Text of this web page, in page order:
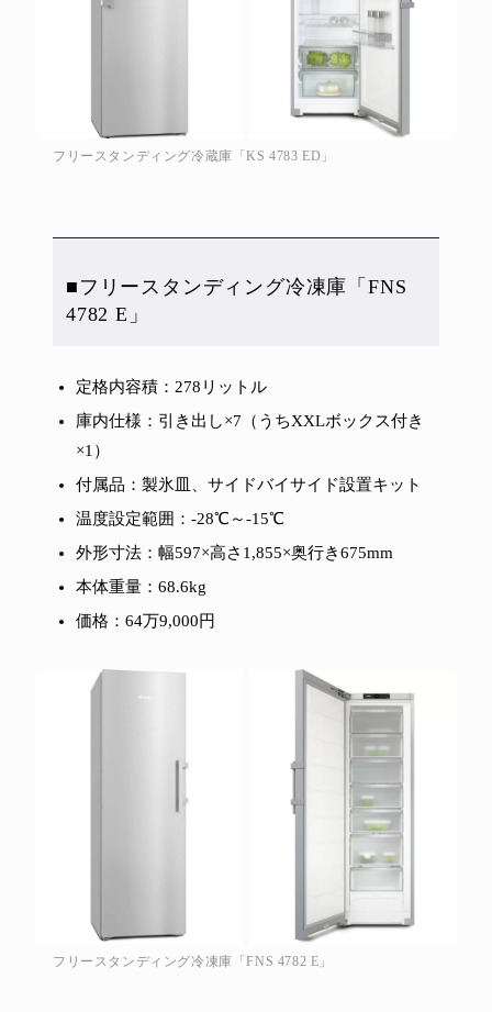
フリースタンディング冷蔵庫「KS 4783 ED」
■フリースタンディング冷凍庫「FNS
4782 E」
定格内容積：278リットル
庫内仕様：引き出し×7（うちXXLボックス付き
×1）
付属品：製氷皿、サイドバイサイド設置キット
温度設定範囲：-28℃～-15℃
外形寸法：幅597×高さ1,855×奥行き675mm
本体重量：68.6kg
価格：64万9,000円
フリースタンディング冷凍庫「FNS 4782 E」